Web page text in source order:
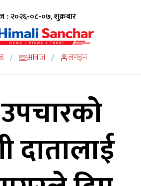
२०२६-०८-०७, शुक्रबार
/ आवाज / लगइन
दातालाई